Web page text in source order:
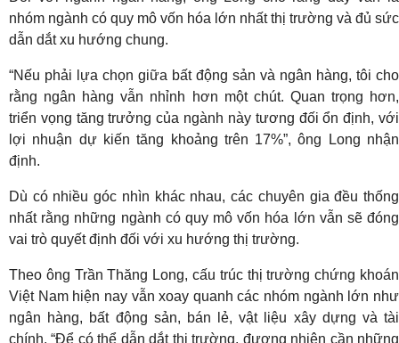
nhóm ngành có quy mô vốn hóa lớn nhất thị trường và đủ sức
dẫn dắt xu hướng chung.
“Nếu phải lựa chọn giữa bất động sản và ngân hàng, tôi cho
rằng ngân hàng vẫn nhỉnh hơn một chút. Quan trọng hơn,
triển vọng tăng trưởng của ngành này tương đối ổn định, với
lợi nhuận dự kiến tăng khoảng trên 17%”, ông Long nhận
định.
Dù có nhiều góc nhìn khác nhau, các chuyên gia đều thống
nhất rằng những ngành có quy mô vốn hóa lớn vẫn sẽ đóng
vai trò quyết định đối với xu hướng thị trường.
Theo ông Trần Thăng Long, cấu trúc thị trường chứng khoán
Việt Nam hiện nay vẫn xoay quanh các nhóm ngành lớn như
ngân hàng, bất động sản, bán lẻ, vật liệu xây dựng và tài
chính. “Để có thể dẫn dắt thị trường, đương nhiên cần những